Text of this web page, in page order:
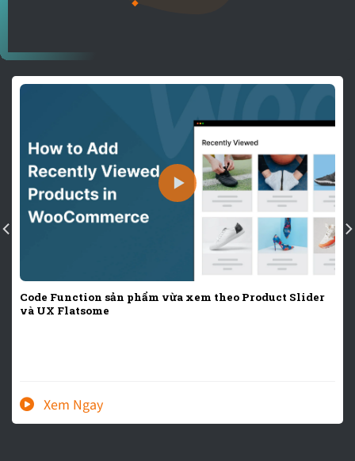
Code Function sản phẩm vừa xem theo Product Slider
và UX Flatsome